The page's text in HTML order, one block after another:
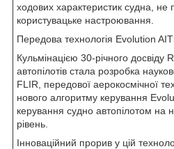
ходових характеристик судна, не
користувацьке настроювання.
Передова технологія Evolution
Кульмінацією 30-річного досвіду
автопілотів стала розробка
FLIR, передової аерокосмічної
нового алгоритму керування
керування судно автопілотом
рівень.
Інноваційний прорив у цій